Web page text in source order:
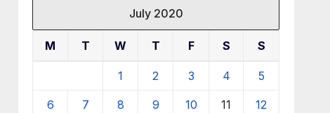
July 2020
M T W T F S S
1 2 3 4 5
6 7 8 9 10 11 12